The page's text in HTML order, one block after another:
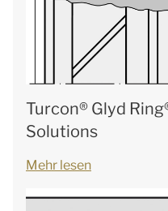
Turcon® Glyd
Solutions
Mehr lesen